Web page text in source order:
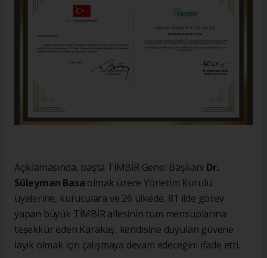
Açıklamasında, başta TİMBİR Genel Başkanı Dr.
Süleyman Basa olmak üzere Yönetim Kurulu
üyelerine, kuruculara ve 26 ülkede, 81 ilde görev
yapan büyük TİMBİR ailesinin tüm mensuplarına
teşekkür eden Karakaş, kendisine duyulan güvene
layık olmak için çalışmaya devam edeceğini ifade etti.